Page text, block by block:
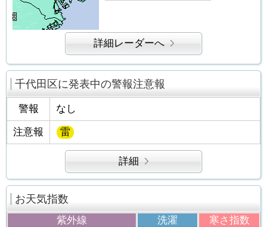
詳細レーダーへ
千代田区に発表中の警報注意報
警報 なし
注意報 雷
詳細
お天気指数
紫外線 洗濯 寒さ指数